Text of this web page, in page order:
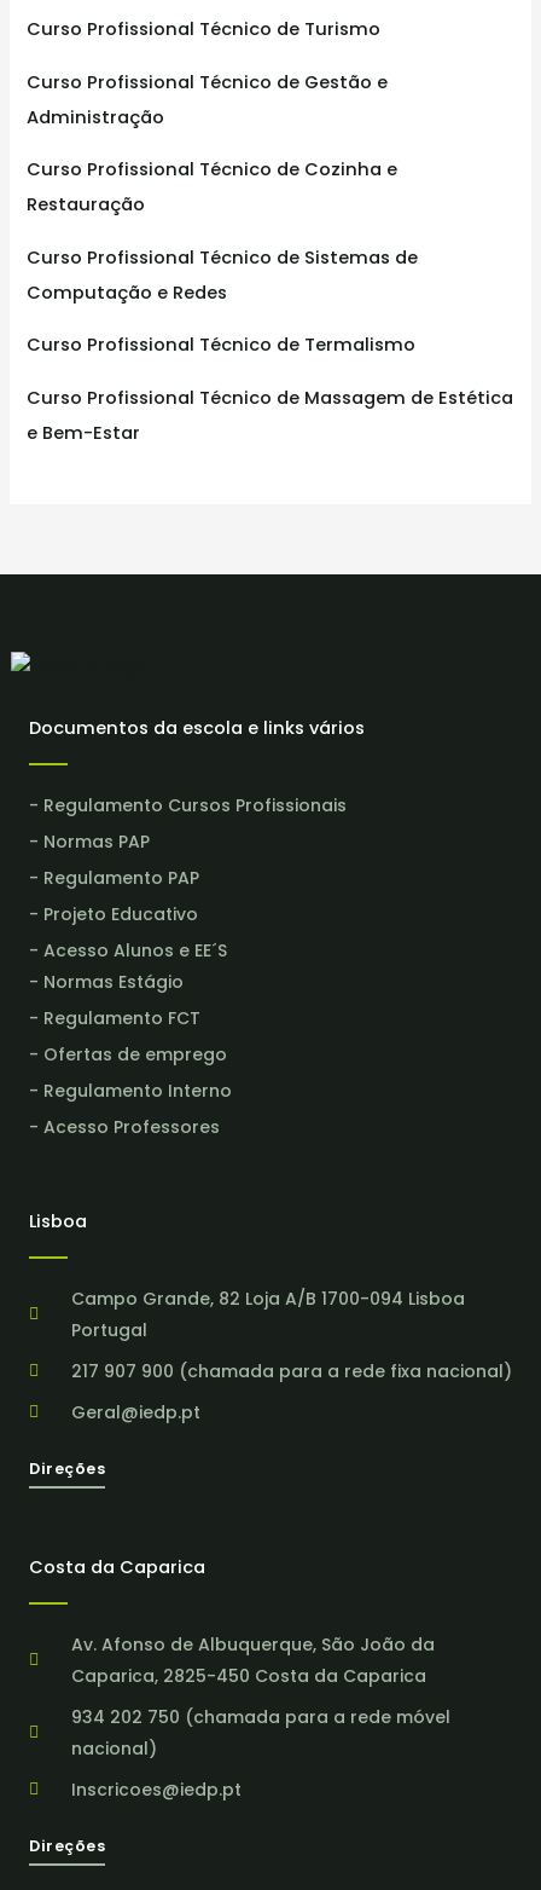
r
:
Curso Profissional Técnico de Turismo
Curso Profissional Técnico de Gestão e
Administração
Curso Profissional Técnico de Cozinha e
Restauração
Curso Profissional Técnico de Sistemas de
Computação e Redes
Curso Profissional Técnico de Termalismo
Curso Profissional Técnico de Massagem de Estética
e Bem-Estar
Documentos da escola e links vários
- Regulamento Cursos Profissionais
- Normas PAP
- Regulamento PAP
- Projeto Educativo
- Acesso Alunos e EE´S
- Normas Estágio
- Regulamento FCT
- Ofertas de emprego
- Regulamento Interno
- Acesso Professores
Lisboa
Campo Grande, 82 Loja A/B 1700-094 Lisboa
Portugal
217 907 900 (chamada para a rede fixa nacional)
Geral@iedp.pt
Direções
Costa da Caparica
Av. Afonso de Albuquerque, São João da
Caparica, 2825-450 Costa da Caparica
934 202 750 (chamada para a rede móvel
nacional)
Inscricoes@iedp.pt
Direções